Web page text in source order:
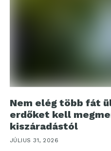
Nem elég több fát
erdőket kell
kiszáradástól
JÚLIUS 31, 2026